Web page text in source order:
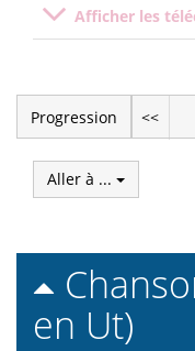
Afficher les
Progression <<
Aller à ...
en Ut)